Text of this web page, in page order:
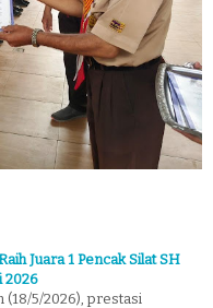
Juara 1 Pencak Silat SH
2026
(18/5/2026), prestasi